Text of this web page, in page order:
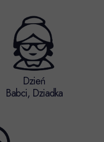
Dzień
Babci, Dziadka